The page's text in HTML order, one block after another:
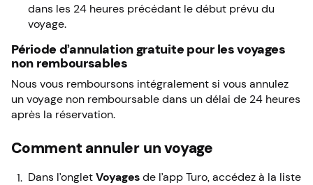
dans les 24 heures précédant le début prévu du
voyage.
Période d’annulation gratuite pour les voyages
non remboursables
Nous vous remboursons intégralement si vous annulez
un voyage non remboursable dans un délai de 24 heures
après la réservation.
Comment annuler un voyage
Dans l’onglet Voyages de l’app Turo, accédez à la liste